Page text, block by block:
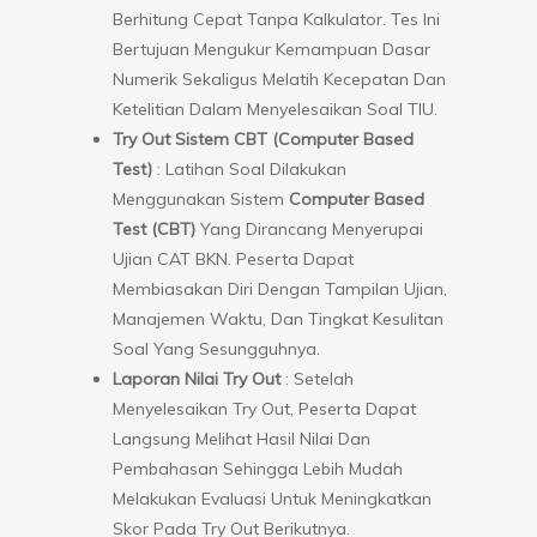
Berhitung Cepat Tanpa Kalkulator. Tes Ini
Bertujuan Mengukur Kemampuan Dasar
Numerik Sekaligus Melatih Kecepatan Dan
Ketelitian Dalam Menyelesaikan Soal TIU.
Try Out Sistem CBT (Computer Based
Test) : Latihan Soal Dilakukan
Menggunakan Sistem Computer Based
Test (CBT) Yang Dirancang Menyerupai
Ujian CAT BKN. Peserta Dapat
Membiasakan Diri Dengan Tampilan Ujian,
Manajemen Waktu, Dan Tingkat Kesulitan
Soal Yang Sesungguhnya.
Laporan Nilai Try Out: Setelah
Menyelesaikan Try Out, Peserta Dapat
Langsung Melihat Hasil Nilai Dan
Pembahasan Sehingga Lebih Mudah
Melakukan Evaluasi Untuk Meningkatkan
Skor Pada Try Out Berikutnya.